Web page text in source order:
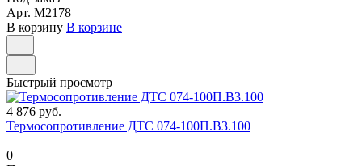
Арт. M2178
В корзину В корзине
Быстрый просмотр
4 876 руб.
Термосопротивление ДТС 074-100П.В3.100
0